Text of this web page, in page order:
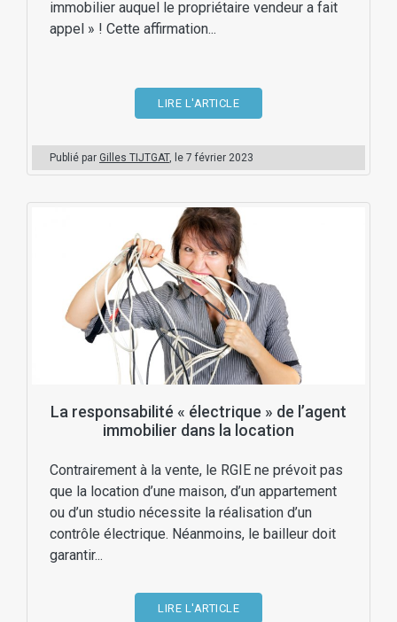
immobilier auquel le propriétaire vendeur a fait
appel » ! Cette affirmation...
LIRE L'ARTICLE
Publié par Gilles TIJTGAT, le 7 février 2023
La responsabilité « électrique » de l’agent
immobilier dans la location
Contrairement à la vente, le RGIE ne prévoit pas
que la location d’une maison, d’un appartement
ou d’un studio nécessite la réalisation d’un
contrôle électrique. Néanmoins, le bailleur doit
garantir...
LIRE L'ARTICLE